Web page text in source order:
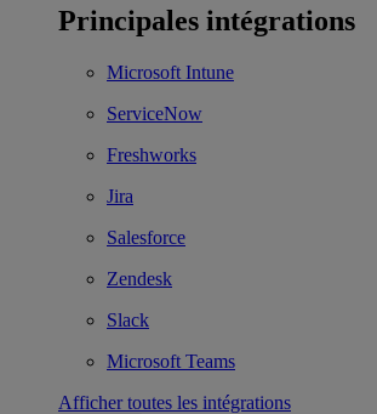
Principales intégrations
Microsoft Intune
ServiceNow
Freshworks
Jira
Salesforce
Zendesk
Slack
Microsoft Teams
Afficher toutes les intégrations